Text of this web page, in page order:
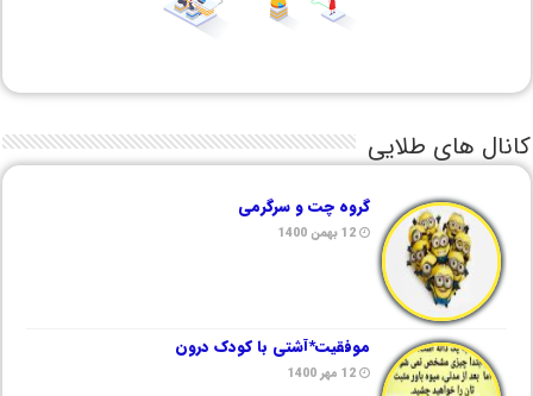
کانال های طلایی
گروه چت و سرگرمی
12 بهمن 1400
موفقیت*آشتی با کودک درون
12 مهر 1400